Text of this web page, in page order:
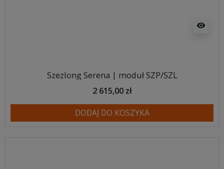
visibility
Szezlong Serena | moduł SZP/SZL
2 615,00 zł
DODAJ DO KOSZYKA